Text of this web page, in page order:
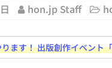
[ 2026年8月2日 ] EUが生成AIコ
[ 2026年8月1日 ] 文科省、プロ
hon.jp Staff
ます！ 出版創作イベント